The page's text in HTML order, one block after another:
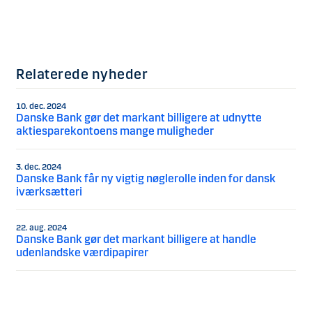
Relaterede nyheder
10. dec. 2024
Danske Bank gør det markant billigere at udnytte
aktiesparekontoens mange muligheder
3. dec. 2024
Danske Bank får ny vigtig nøglerolle inden for dansk
iværksætteri
22. aug. 2024
Danske Bank gør det markant billigere at handle
udenlandske værdipapirer